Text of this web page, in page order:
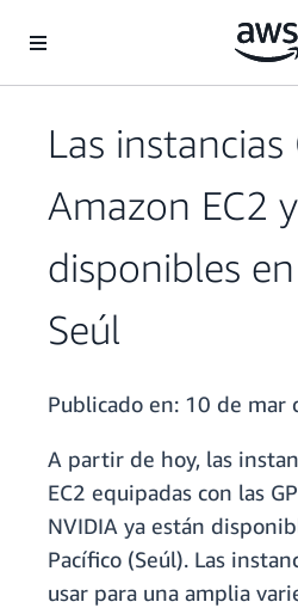
Las instancias
Amazon EC2
disponibles
Seúl
Publicado en: 10 de mar
A partir de hoy, las
EC2 equipadas con las
NVIDIA ya están
Pacífico (Seúl). Las
usar para una amplia